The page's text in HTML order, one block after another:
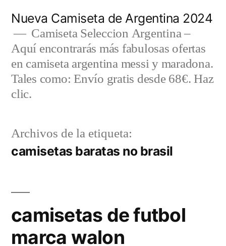
contenido
Nueva Camiseta de Argentina 2024
Camiseta Seleccion Argentina –
Aquí encontrarás más fabulosas ofertas
en camiseta argentina messi y maradona.
Tales como: Envío gratis desde 68€. Haz
clic.
Archivos de la etiqueta:
camisetas baratas no brasil
camisetas de futbol
marca walon